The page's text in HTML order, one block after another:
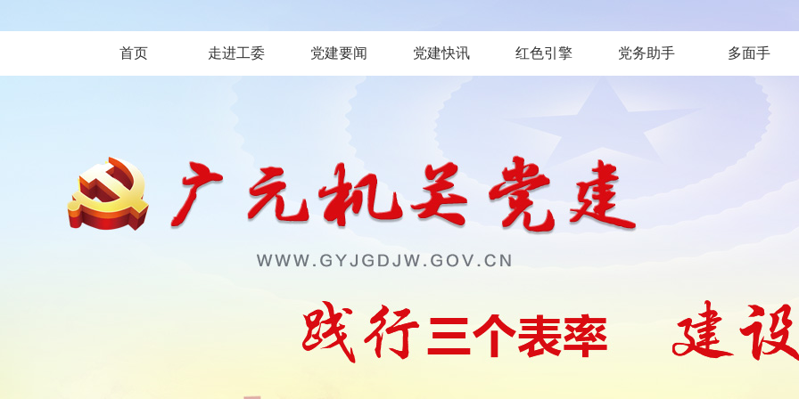
首页 走进工委 党建要闻 党建快讯 红色引擎 党务助手 多面手